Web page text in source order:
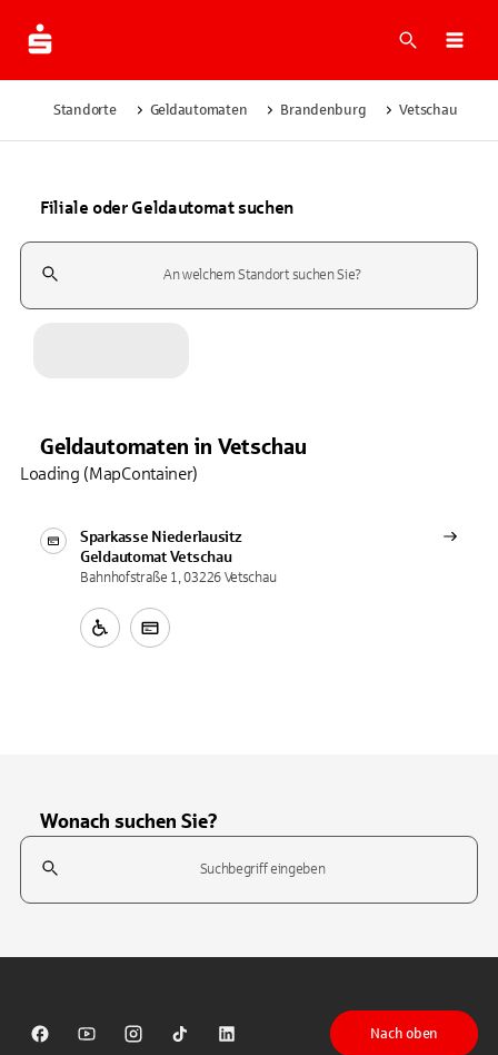
Suche
Standorte Geldautomaten Brandenburg Vetschau
Filiale oder Geldautomat suchen
Suchfeld
Geldautomaten in Vetschau
Sparkasse Niederlausitz
Geldautomat Vetschau
Bahnhofstraße 1, 03226 Vetschau
Loading (MapContainer)
Wonach suchen Sie?
Suchfeld
Sparkasse auf Facebook
Sparkasse auf Youtube
Sparkasse auf Instagram
Sparkasse auf TikTok
Sparkasse auf LinkedIn
Nach oben